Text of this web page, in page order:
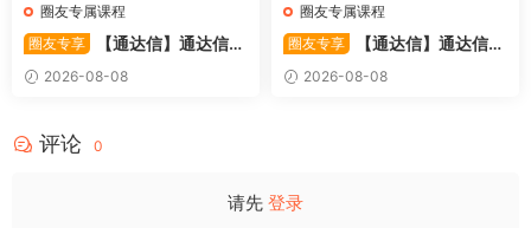
圈友专属课程
圈友专享
【通达信】通达信
〖极致主力〗主副图/选股 放
量不算突破，站上压力才算！
2026-08-08
圈友专属课程
圈友专享
【通达信】通达信
〖超强MACD〗副图指标 斐波
那契+三重共振，捕捉买卖
2026-08-08
评论 0
请先 登录